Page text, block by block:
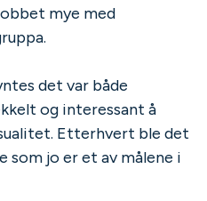
mye med
det var både
og interessant å
Etterhvert ble det
som jo er et av målene i